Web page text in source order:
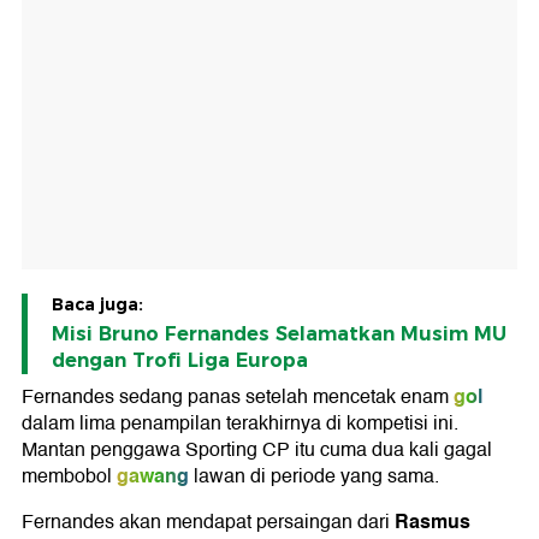
Baca juga:
Misi Bruno Fernandes Selamatkan Musim MU
dengan Trofi Liga Europa
Fernandes sedang panas setelah mencetak enamgol
dalam lima penampilan terakhirnya di kompetisi ini.
Mantan penggawa Sporting CP itu cuma dua kali gagal
membobolgawang lawan di periode yang sama.
Fernandes akan mendapat persaingan dari Rasmus